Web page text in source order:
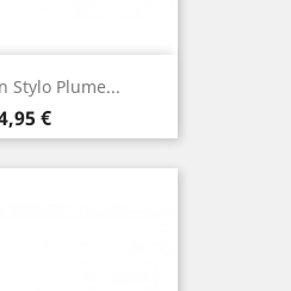
Stylo Plume...
€